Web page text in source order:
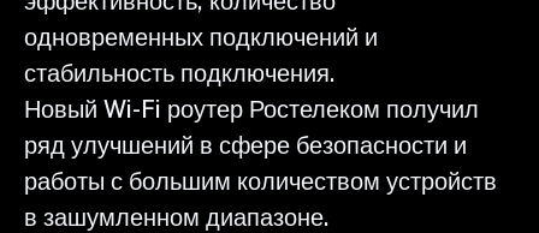
одновременных подключений и
стабильность подключения.
Новый Wi-Fi роутер Ростелеком получил
ряд улучшений в сфере безопасности и
работы с большим количеством устройств
в зашумленном диапазоне.